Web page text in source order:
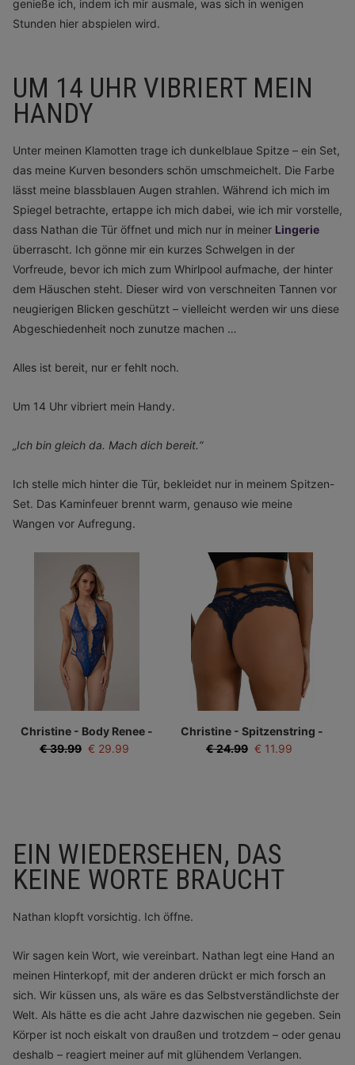
genieße ich, indem ich mir ausmale, was sich in wenigen
Stunden hier abspielen wird.
UM 14 UHR VIBRIERT MEIN
HANDY
Unter meinen Klamotten trage ich dunkelblaue Spitze – ein Set,
das meine Kurven besonders schön umschmeichelt. Die Farbe
lässt meine blassblauen Augen strahlen. Während ich mich im
Spiegel betrachte, ertappe ich mich dabei, wie ich mir vorstelle,
dass Nathan die Tür öffnet und mich nur in meiner Lingerie
überrascht. Ich gönne mir ein kurzes Schwelgen in der
Vorfreude, bevor ich mich zum Whirlpool aufmache, der hinter
dem Häuschen steht. Dieser wird von verschneiten Tannen vor
neugierigen Blicken geschützt – vielleicht werden wir uns diese
Abgeschiedenheit noch zunutze machen …
Alles ist bereit, nur er fehlt noch.
Um 14 Uhr vibriert mein Handy.
„Ich bin gleich da. Mach dich bereit.“
Ich stelle mich hinter die Tür, bekleidet nur in meinem Spitzen-
Set. Das Kaminfeuer brennt warm, genauso wie meine
Wangen vor Aufregung.
Christine - Body Renee -
Blau
€39.99 € 29.99
Christine - Spitzenstring -
Blau
€24.99 € 11.99
EIN WIEDERSEHEN, DAS
KEINE WORTE BRAUCHT
Nathan klopft vorsichtig. Ich öffne.
Wir sagen kein Wort, wie vereinbart. Nathan legt eine Hand an
meinen Hinterkopf, mit der anderen drückt er mich forsch an
sich. Wir küssen uns, als wäre es das Selbstverständlichste der
Welt. Als hätte es die acht Jahre dazwischen nie gegeben. Sein
Körper ist noch eiskalt von draußen und trotzdem – oder genau
deshalb – reagiert meiner auf mit glühendem Verlangen.